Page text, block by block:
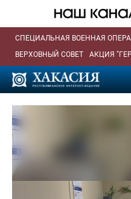
СПЕЦИАЛЬНАЯ ВОЕННАЯ
ВЕРХОВНЫЙ СОВЕТ
АКЦИЯ